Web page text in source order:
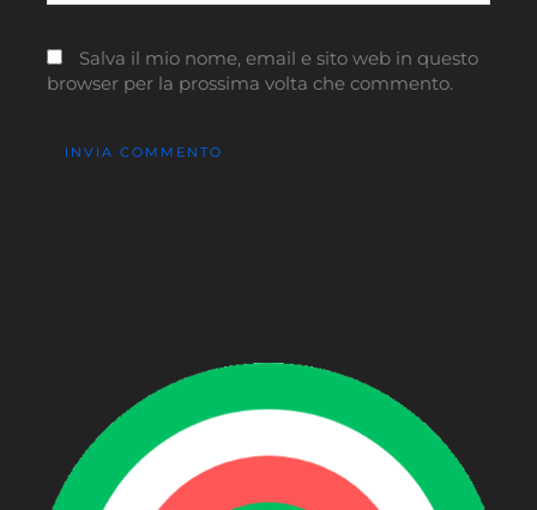
Salva il mio nome, email e sito web in questo
browser per la prossima volta che commento.